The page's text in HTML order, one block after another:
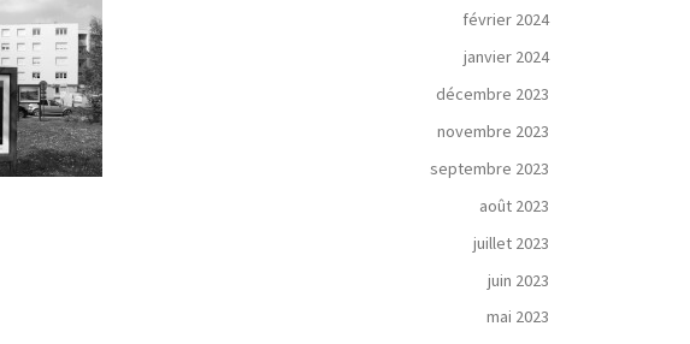
février 2024
janvier 2024
décembre 2023
novembre 2023
septembre 2023
août 2023
juillet 2023
juin 2023
mai 2023